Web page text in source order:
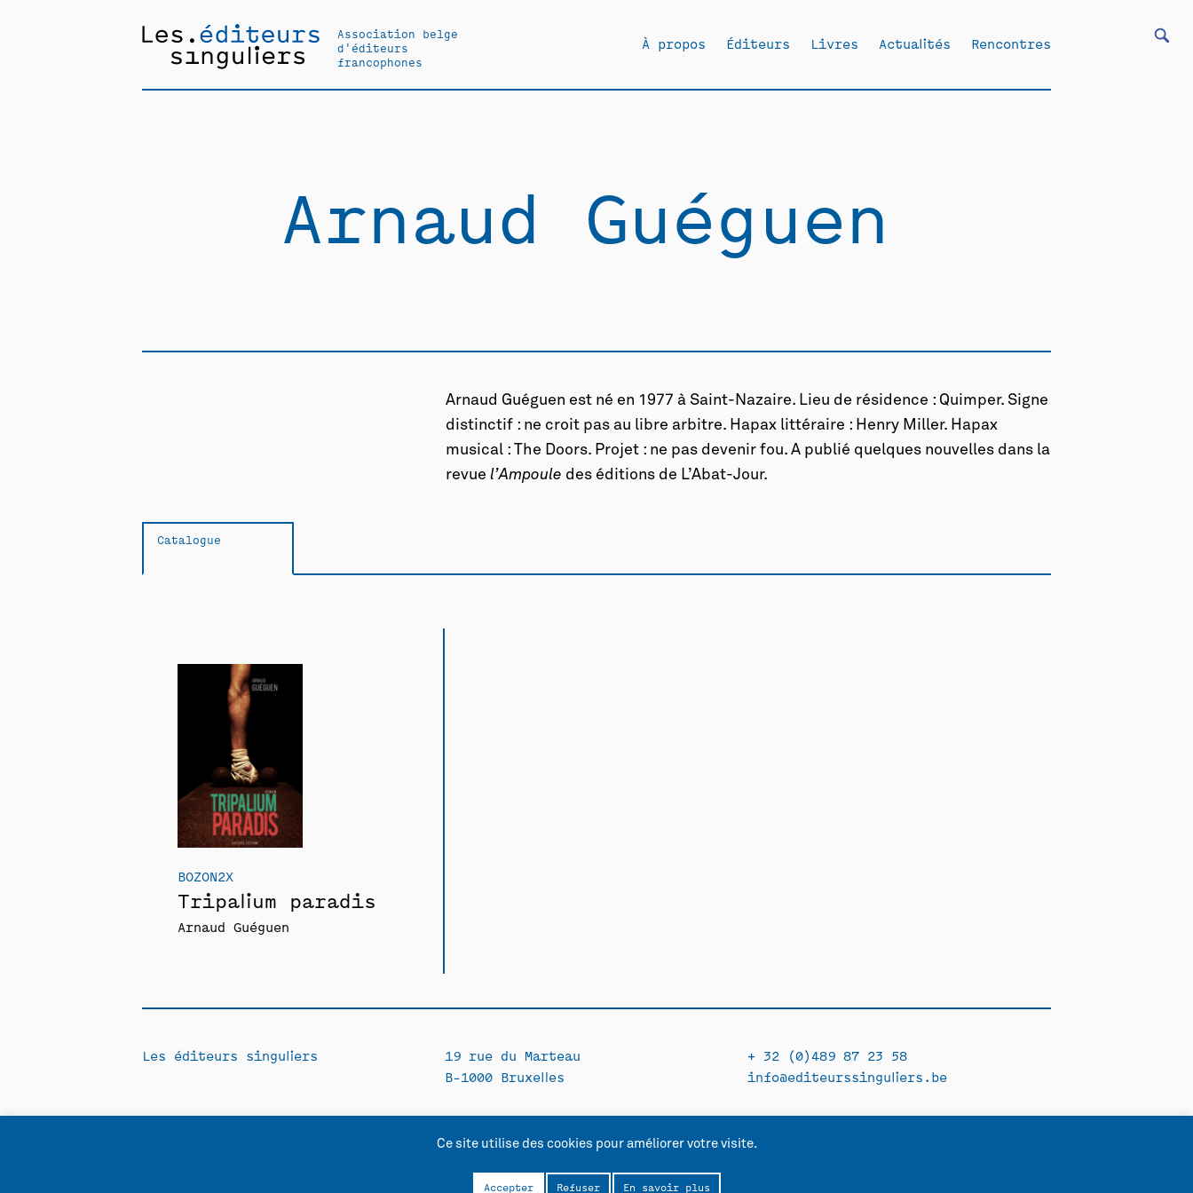
Association belge
d'éditeurs
francophones
À propos Éditeurs Livres Actualités Rencontres
Arnaud Guéguen
Arnaud Guéguen est né en 1977 à Saint-Nazaire. Lieu de résidence : Quimper. Signe
distinctif : ne croit pas au libre arbitre. Hapax littéraire : Henry Miller. Hapax
musical : The Doors. Projet : ne pas devenir fou. A publié quelques nouvelles dans la
revuel’Ampoule des éditions de L’Abat-Jour.
Catalogue
BOZON2X
Tripalium paradis
Arnaud Guéguen
Les éditeurs singuliers
19 rue du Marteau
B-1000 Bruxelles
+ 32 (0)489 87 23 58
info@editeurssinguliers.be
Ce site utilise des cookies pour améliorer votre visite.
Accepter Refuser En savoir plus